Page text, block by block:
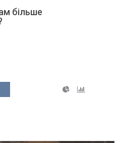
більше